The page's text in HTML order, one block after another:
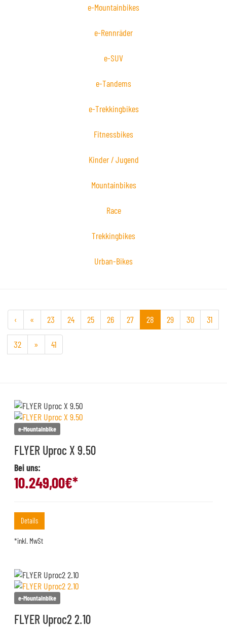
e-Mountainbikes
e-Rennräder
e-SUV
e-Tandems
e-Trekkingbikes
Fitnessbikes
Kinder / Jugend
Mountainbikes
Race
Trekkingbikes
Urban-Bikes
‹ « 23 24 25 26 27 28 29 30 31
32 » 41
e-Mountainbike
FLYER Uproc X 9.50
Bei uns:
10.249,00€*
Details
*inkl. MwSt
e-Mountainbike
FLYER Uproc2 2.10